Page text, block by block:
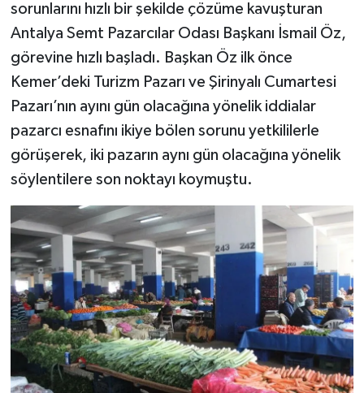
sorunlarını hızlı bir şekilde çözüme kavuşturan
Antalya Semt Pazarcılar Odası Başkanı İsmail Öz,
görevine hızlı başladı. Başkan Öz ilk önce
Kemer’deki Turizm Pazarı ve Şirinyalı Cumartesi
Pazarı’nın ayını gün olacağına yönelik iddialar
pazarcı esnafını ikiye bölen sorunu yetkililerle
görüşerek, iki pazarın aynı gün olacağına yönelik
söylentilere son noktayı koymuştu.